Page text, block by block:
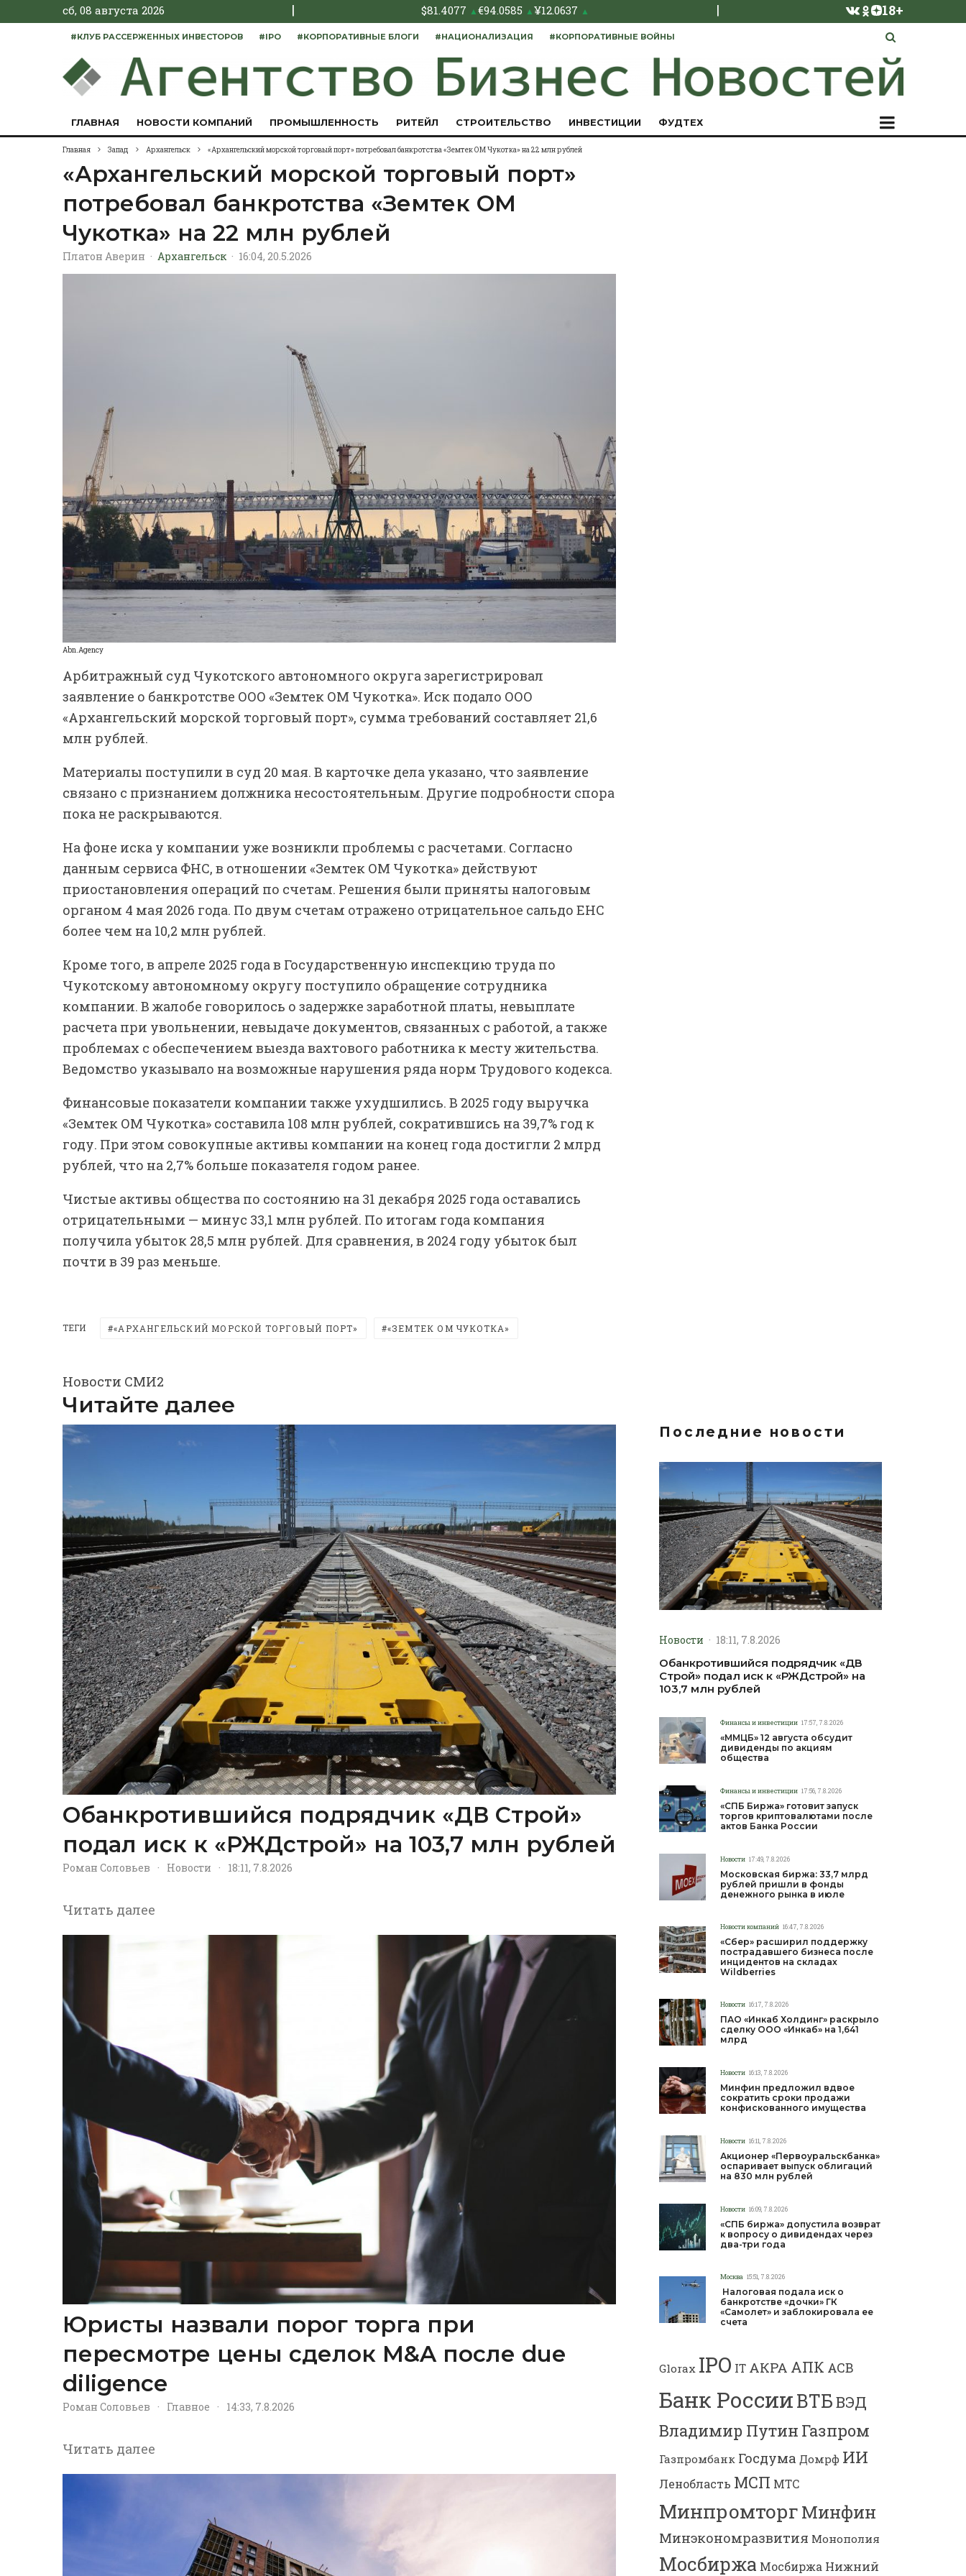
сб, 08 августа 2026 | $81.4077 ▲€94.0585 ▲¥12.0637 ▲ | 18+
#КЛУБ РАССЕРЖЕННЫХ ИНВЕСТОРОВ #IPO #КОРПОРАТИВНЫЕ БЛОГИ #НАЦИОНАЛИЗАЦИЯ #КОРПОРАТИВНЫЕ ВОЙНЫ
ГЛАВНАЯ НОВОСТИ КОМПАНИЙ ПРОМЫШЛЕННОСТЬ РИТЕЙЛ СТРОИТЕЛЬСТВО ИНВЕСТИЦИИ ФУДТЕХ
Главная Запад Архангельск «Архангельский морской торговый порт» потребовал банкротства «Земтек ОМ Чукотка» на 22 млн рублей
«Архангельский морской торговый порт»
потребовал банкротства «Земтек ОМ
Чукотка» на 22 млн рублей
Платон Аверин · Архангельск · 16:04, 20.5.2026
Abn.Agency
Арбитражный суд Чукотского автономного округа зарегистрировал
заявление о банкротстве ООО «Земтек ОМ Чукотка». Иск подало ООО
«Архангельский морской торговый порт», сумма требований составляет 21,6
млн рублей.
Материалы поступили в суд 20 мая. В карточке дела указано, что заявление
связано с признанием должника несостоятельным. Другие подробности спора
пока не раскрываются.
На фоне иска у компании уже возникли проблемы с расчетами. Согласно
данным сервиса ФНС, в отношении «Земтек ОМ Чукотка» действуют
приостановления операций по счетам. Решения были приняты налоговым
органом 4 мая 2026 года. По двум счетам отражено отрицательное сальдо ЕНС
более чем на 10,2 млн рублей.
Кроме того, в апреле 2025 года в Государственную инспекцию труда по
Чукотскому автономному округу поступило обращение сотрудника
компании. В жалобе говорилось о задержке заработной платы, невыплате
расчета при увольнении, невыдаче документов, связанных с работой, а также
проблемах с обеспечением выезда вахтового работника к месту жительства.
Ведомство указывало на возможные нарушения ряда норм Трудового кодекса.
Финансовые показатели компании также ухудшились. В 2025 году выручка
«Земтек ОМ Чукотка» составила 108 млн рублей, сократившись на 39,7% год к
году. При этом совокупные активы компании на конец года достигли 2 млрд
рублей, что на 2,7% больше показателя годом ранее.
Чистые активы общества по состоянию на 31 декабря 2025 года оставались
отрицательными — минус 33,1 млн рублей. По итогам года компания
получила убыток 28,5 млн рублей. Для сравнения, в 2024 году убыток был
почти в 39 раз меньше.
ТЕГИ «АРХАНГЕЛЬСКИЙ МОРСКОЙ ТОРГОВЫЙ ПОРТ» «ЗЕМТЕК ОМ ЧУКОТКА»
Новости СМИ2
Читайте далее
Обанкротившийся подрядчик «ДВ Строй»
подал иск к «РЖДстрой» на 103,7 млн рублей
Роман Соловьев · Новости · 18:11, 7.8.2026
Читать далее
Юристы назвали порог торга при
пересмотре цены сделок M&A после due
diligence
Роман Соловьев · Главное · 14:33, 7.8.2026
Читать далее
Последние новости
Новости · 18:11, 7.8.2026
Обанкротившийся подрядчик «ДВ
Строй» подал иск к «РЖДстрой» на
103,7 млн рублей
Финансы и инвестиции 17:57, 7.8.2026
«ММЦБ» 12 августа обсудит
дивиденды по акциям
общества
Финансы и инвестиции 17:56, 7.8.2026
«СПБ Биржа» готовит запуск
торгов криптовалютами после
актов Банка России
Новости 17:49, 7.8.2026
Московская биржа: 33,7 млрд
рублей пришли в фонды
денежного рынка в июле
Новости компаний 16:47, 7.8.2026
«Сбер» расширил поддержку
пострадавшего бизнеса после
инцидентов на складах
Wildberries
Новости 16:17, 7.8.2026
ПАО «Инкаб Холдинг» раскрыло
сделку ООО «Инкаб» на 1,641
млрд
Новости 16:13, 7.8.2026
Минфин предложил вдвое
сократить сроки продажи
конфискованного имущества
Новости 16:11, 7.8.2026
Акционер «Первоуральскбанка»
оспаривает выпуск облигаций
на 830 млн рублей
Новости 16:09, 7.8.2026
«СПБ биржа» допустила возврат
к вопросу о дивидендах через
два-три года
Москва 15:51, 7.8.2026
Налоговая подала иск о
банкротстве «дочки» ГК
«Самолет» и заблокировала ее
счета
Glorax IPO IT АКРА АПК АСВ
Банк РоссииВТБВЭД
Владимир Путин Газпром
Газпромбанк Госдума Домрф ИИ
Ленобласть МСП МТС
МинпромторгМинфин
Минэкономразвития Монополия
Мосбиржа Мосбиржа Нижний